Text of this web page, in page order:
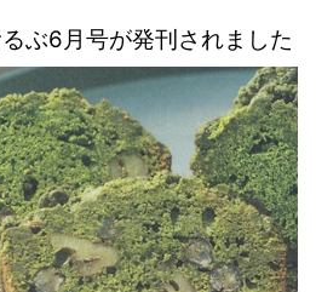
ぶ6月号が発刊されました